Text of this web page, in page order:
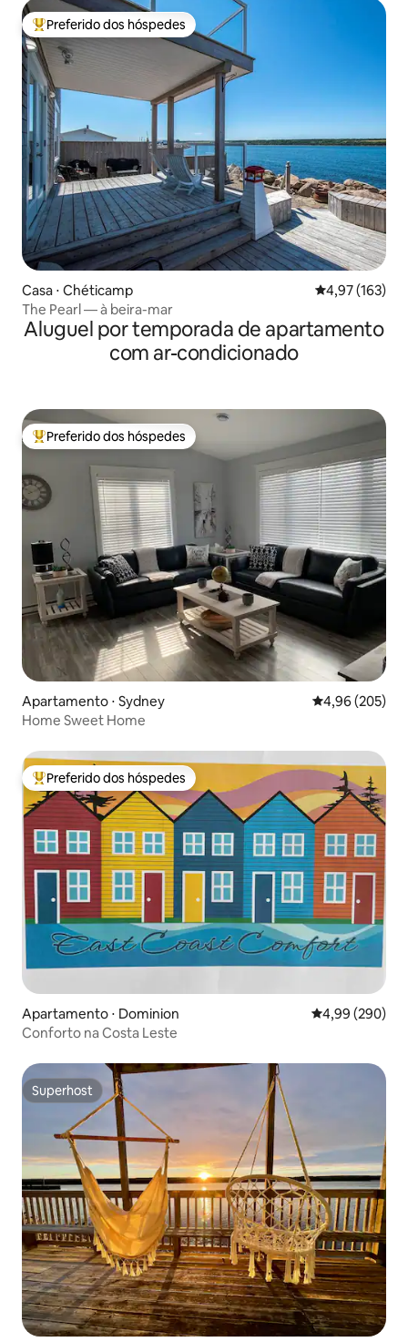
Entre os melhores preferidos dos hóspedes
Preferido dos hóspedes
Casa ⋅ Chéticamp 4,97 de uma
4,97 (163)
The Pearl — à beira-mar
Aluguel por temporada de apartamento
com ar-condicionado
Entre os melhores preferidos dos hóspedes
Preferido dos hóspedes
Apartamento ⋅ Sydney 4,96 de uma
4,96 (205)
Home Sweet Home
Entre os melhores preferidos dos hóspedes
Preferido dos hóspedes
Apartamento ⋅ Dominion 4,99 de uma
4,99 (290)
Conforto na Costa Leste
Superhost
Superhost